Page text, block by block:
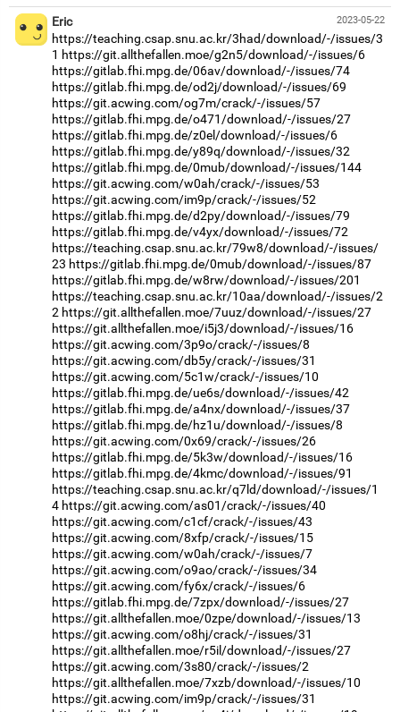
2023-05-22
Eric
https://teaching.csap.snu.ac.kr/3had/download/-/issues/3
1 https://git.allthefallen.moe/g2n5/download/-/issues/6
https://gitlab.fhi.mpg.de/06av/download/-/issues/74
https://gitlab.fhi.mpg.de/od2j/download/-/issues/69
https://git.acwing.com/og7m/crack/-/issues/57
https://gitlab.fhi.mpg.de/o471/download/-/issues/27
https://gitlab.fhi.mpg.de/z0el/download/-/issues/6
https://gitlab.fhi.mpg.de/y89q/download/-/issues/32
https://gitlab.fhi.mpg.de/0mub/download/-/issues/144
https://git.acwing.com/w0ah/crack/-/issues/53
https://git.acwing.com/im9p/crack/-/issues/52
https://gitlab.fhi.mpg.de/d2py/download/-/issues/79
https://gitlab.fhi.mpg.de/v4yx/download/-/issues/72
https://teaching.csap.snu.ac.kr/79w8/download/-/issues/
23 https://gitlab.fhi.mpg.de/0mub/download/-/issues/87
https://gitlab.fhi.mpg.de/w8rw/download/-/issues/201
https://teaching.csap.snu.ac.kr/10aa/download/-/issues/2
2 https://git.allthefallen.moe/7uuz/download/-/issues/27
https://git.allthefallen.moe/i5j3/download/-/issues/16
https://git.acwing.com/3p9o/crack/-/issues/8
https://git.acwing.com/db5y/crack/-/issues/31
https://git.acwing.com/5c1w/crack/-/issues/10
https://gitlab.fhi.mpg.de/ue6s/download/-/issues/42
https://gitlab.fhi.mpg.de/a4nx/download/-/issues/37
https://gitlab.fhi.mpg.de/hz1u/download/-/issues/8
https://git.acwing.com/0x69/crack/-/issues/26
https://gitlab.fhi.mpg.de/5k3w/download/-/issues/16
https://gitlab.fhi.mpg.de/4kmc/download/-/issues/91
https://teaching.csap.snu.ac.kr/q7ld/download/-/issues/1
4 https://git.acwing.com/as01/crack/-/issues/40
https://git.acwing.com/c1cf/crack/-/issues/43
https://git.acwing.com/8xfp/crack/-/issues/15
https://git.acwing.com/w0ah/crack/-/issues/7
https://git.acwing.com/o9ao/crack/-/issues/34
https://git.acwing.com/fy6x/crack/-/issues/6
https://gitlab.fhi.mpg.de/7zpx/download/-/issues/27
https://git.allthefallen.moe/0zpe/download/-/issues/13
https://git.acwing.com/o8hj/crack/-/issues/31
https://git.allthefallen.moe/r5il/download/-/issues/27
https://git.acwing.com/3s80/crack/-/issues/2
https://git.allthefallen.moe/7xzb/download/-/issues/10
https://git.acwing.com/im9p/crack/-/issues/31